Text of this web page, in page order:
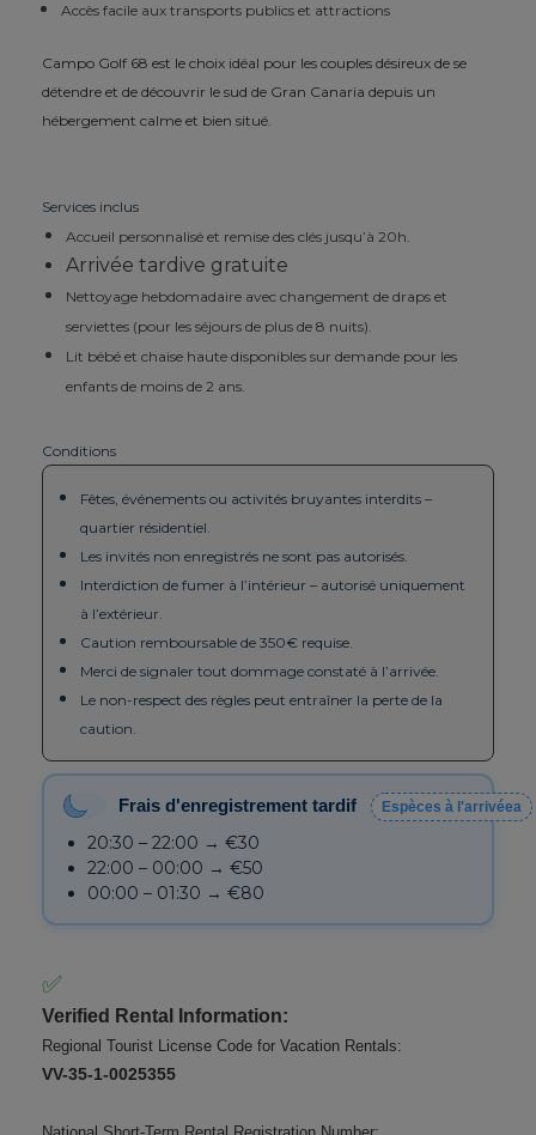
Accès facile aux transports publics et attractions
Campo Golf 68 est le choix idéal pour les couples désireux de se
détendre et de découvrir le sud de Gran Canaria depuis un
hébergement calme et bien situé.
Services inclus
Accueil personnalisé et remise des clés jusqu’à 20h.
Arrivée tardive gratuite
Nettoyage hebdomadaire avec changement de draps et
serviettes (pour les séjours de plus de 8 nuits).
Lit bébé et chaise haute disponibles sur demande pour les
enfants de moins de 2 ans.
Conditions
Fêtes, événements ou activités bruyantes interdits –
quartier résidentiel.
Les invités non enregistrés ne sont pas autorisés.
Interdiction de fumer à l’intérieur – autorisé uniquement
à l’extérieur.
Caution remboursable de 350€ requise.
Merci de signaler tout dommage constaté à l’arrivée.
Le non-respect des règles peut entraîner la perte de la
caution.
Frais d'enregistrement tardif Espèces à l'arrivéea
20:30 – 22:00 → €30
22:00 – 00:00 → €50
00:00 – 01:30 → €80
✅
Verified Rental Information:
Regional Tourist License Code for Vacation Rentals:
VV-35-1-0025355